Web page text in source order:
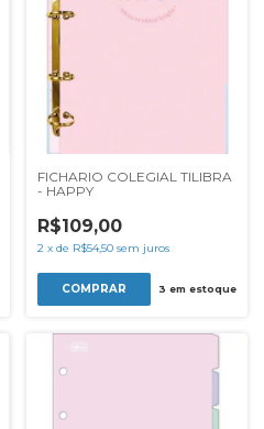
FICHARIO COLEGIAL TILIBRA
- HAPPY
R$109,00
2 x de R$54,50 sem juros
3 em estoque